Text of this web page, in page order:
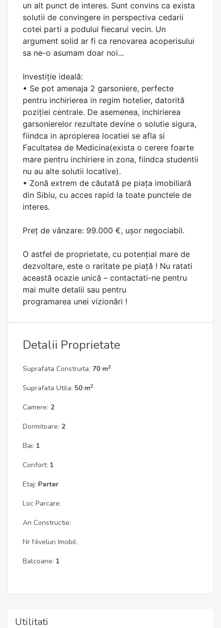
un alt punct de interes. Sunt convins ca exista
solutii de convingere in perspectiva cedarii
cotei parti a podului fiecarui vecin. Un
argument solid ar fi ca renovarea acoperisului
sa ne-o asumam doar noi...
Investiție ideală:
• Se pot amenaja 2 garsoniere, perfecte
pentru inchirierea in regim hotelier, datorită
poziției centrale. De asemenea, inchirierea
garsonierelor rezultate devine o solutie sigura,
fiindca in apropierea locatiei se afla si
Facultatea de Medicina(exista o cerere foarte
mare pentru inchiriere in zona, fiindca studentii
nu au alte solutii locative).
• Zonă extrem de căutată pe piața imobiliară
din Sibiu, cu acces rapid la toate punctele de
interes.
Preț de vânzare: 99.000 €, ușor negociabil.
O astfel de proprietate, cu potențial mare de
dezvoltare, este o raritate pe piață ! Nu ratati
această ocazie unică – contactati-ne pentru
mai multe detalii sau pentru
programarea unei vizionări !
Detalii Proprietate
Suprafata Construita: 70 m2
Suprafata Utila: 50 m2
Camere: 2
Dormitoare: 2
Bai: 1
Confort: 1
Etaj: Parter
Loc Parcare:
An Constructie:
Nr Niveluri Imobil:
Balcoane: 1
Utilitati